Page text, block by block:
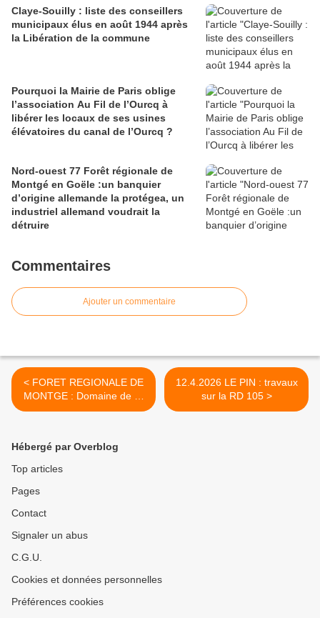
Claye-Souilly : liste des conseillers
municipaux élus en août 1944 après
la Libération de la commune
Pourquoi la Mairie de Paris oblige
l’association Au Fil de l’Ourcq à
libérer les locaux de ses usines
élévatoires du canal de l’Ourcq ?
Nord-ouest 77 Forêt régionale de
Montgé en Goële :un banquier
d’origine allemande la protégea, un
industriel allemand voudrait la
détruire
Commentaires
Ajouter un commentaire
< FORET REGIONALE DE
MONTGE : Domaine de St
Thibault
12.4.2026 LE PIN : travaux
sur la RD 105 >
Hébergé par Overblog
Top articles
Pages
Contact
Signaler un abus
C.G.U.
Cookies et données personnelles
Préférences cookies